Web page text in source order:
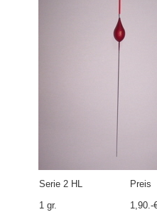
Serie 2 HL
Preis
1 gr.
1,90.-